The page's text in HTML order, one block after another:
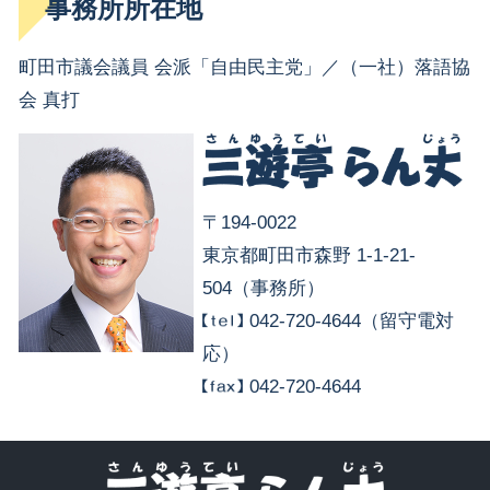
事務所所在地
町田市議会議員 会派「自由民主党」／（一社）落語協
会 真打
〒194-0022
東京都町田市森野 1-1-21-
504（事務所）
042-720-4644（留守電対
応）
042-720-4644